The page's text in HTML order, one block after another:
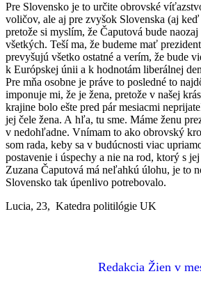
Pre Slovensko je to určite obrovské
voličov, ale aj pre zvyšok Slovenska (aj
pretože si myslím, že Čaputová bude
všetkých. Teší ma, že budeme mať
prevyšujú všetko ostatné a verím, že bude
k Európskej únii a k hodnotám liberálnej
Pre mňa osobne je práve to posledné to
imponuje mi, že je žena, pretože v našej
krajine bolo ešte pred pár mesiacmi
jej čele žena. A hľa, tu sme. Máme ženu
v nedohľadne. Vnímam to ako obrovský
som rada, keby sa v budúcnosti viac
postavenie i úspechy a nie na rod, ktorý s
Zuzana Čaputová má neľahkú úlohu, je to
Slovensko tak úpenlivo potrebovalo.
Lucia, 23, Katedra politilógie UK
Redakcia Žien v